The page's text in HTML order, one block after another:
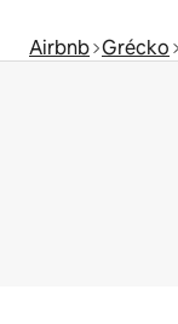
Airbnb Grécko